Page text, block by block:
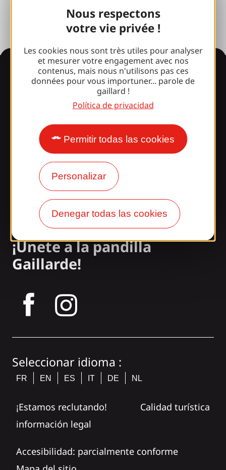
Nous respectons
votre vie privée !
Les cookies nous sont très utiles pour analyser
et mesurer votre engagement avec nos
contenus, mais nous n'utilisons pas ces
données pour vous importuner... parole de
gaillard !
Política de privacidad
Permitir todas las cookies
Personalizar
Denegar todas las cookies
Información
¿Le sorprende nuestro
diseño?
Nuestros horarios
Acceso y transporte
Nuestros folletos
Nuestro blog
¡Únete a la pandilla
Gaillarde!
Seleccionar idioma :
FR EN ES IT DE NL
¡Estamos reclutando!
Calidad turística
información legal
Accesibilidad: parcialmente conforme